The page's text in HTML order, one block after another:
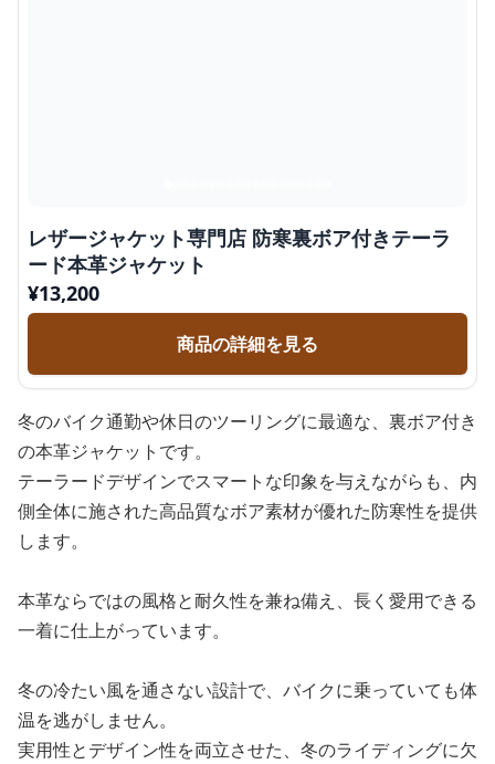
レザージャケット専門店 防寒裏ボア付きテーラ
ード本革ジャケット
¥13,200
商品の詳細を見る
冬のバイク通勤や休日のツーリングに最適な、裏ボア付き
の本革ジャケットです。
テーラードデザインでスマートな印象を与えながらも、内
側全体に施された高品質なボア素材が優れた防寒性を提供
します。
本革ならではの風格と耐久性を兼ね備え、長く愛用できる
一着に仕上がっています。
冬の冷たい風を通さない設計で、バイクに乗っていても体
温を逃がしません。
実用性とデザイン性を両立させた、冬のライディングに欠